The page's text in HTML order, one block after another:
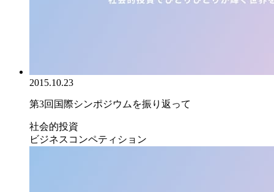
2015.10.23
第3回国際シンポジウムを振り返って
社会的投資
ビジネスコンペティション